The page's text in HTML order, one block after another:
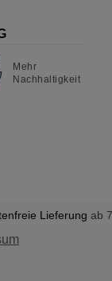
Mehr
Nachhaltigkeit
Lieferung ab